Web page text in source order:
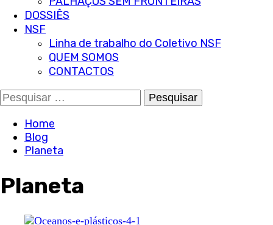
DOSSIÊS
NSF
Linha de trabalho do Coletivo NSF
QUEM SOMOS
CONTACTOS
Pesquisar
por:
Home
Blog
Planeta
Planeta